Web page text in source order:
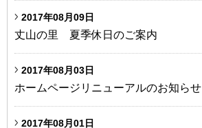
2017年08月09日
丈山の里 夏季休日のご案内
2017年08月03日
ホームページリニューアルのお知らせ
2017年08月01日